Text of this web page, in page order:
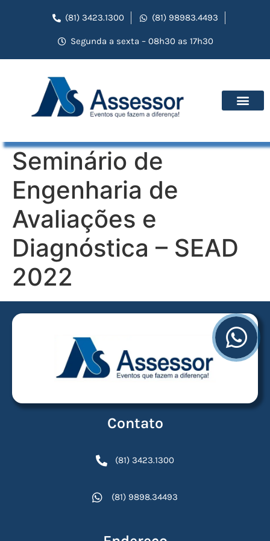
(81) 3423.1300 (81) 98983.4493
Segunda a sexta – 08h30 as 17h30
Seminário de
Engenharia de
Avaliações e
Diagnóstica – SEAD
2022
Contato
(81) 3423.1300
(81) 9898.34493